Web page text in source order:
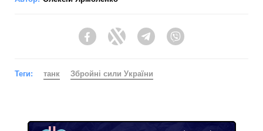
FacebookTwitter Telegram
Теги: танк Збройні сили України